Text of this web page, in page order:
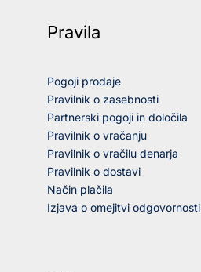
Pravila
Pogoji prodaje
Pravilnik o zasebnosti
Partnerski pogoji in določila
Pravilnik o vračanju
Pravilnik o vračilu denarja
Pravilnik o dostavi
Način plačila
Izjava o omejitvi odgovornosti